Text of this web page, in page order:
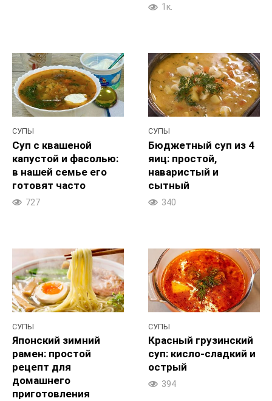
1к.
СУПЫ
Суп с квашеной
капустой и фасолью:
в нашей семье его
готовят часто
727
СУПЫ
Бюджетный суп из 4
яиц: простой,
наваристый и
сытный
340
СУПЫ
Японский зимний
рамен: простой
рецепт для
домашнего
приготовления
СУПЫ
Красный грузинский
суп: кисло-сладкий и
острый
394